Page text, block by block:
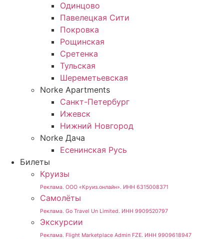
Одинцово
Павелецкая Сити
Покровка
Рощинская
Сретенка
Тульская
Шереметьевская
Norke Apartments
Санкт-Петербург
Ижевск
Нижний Новгород
Norke Дача
Есенинская Русь
Билеты
Круизы
Реклама. ООО «Круиз.онлайн». ИНН 6315008371
Самолёты
Реклама. Go Travel Un Limited. ИНН 9909520797
Экскурсии
Реклама. Flight Marketplace Admin FZE. ИНН 9909618947